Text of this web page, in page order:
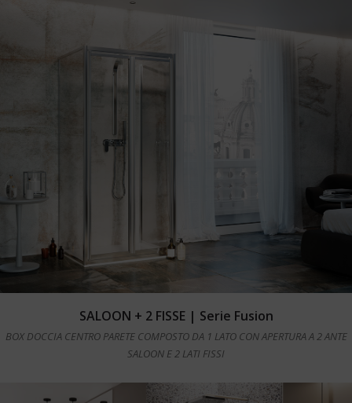
Leggi tutto
SALOON + 2 FISSE | Serie Fusion
BOX DOCCIA CENTRO PARETE COMPOSTO DA 1 LATO CON APERTURA A 2 ANTE
SALOON E 2 LATI FISSI